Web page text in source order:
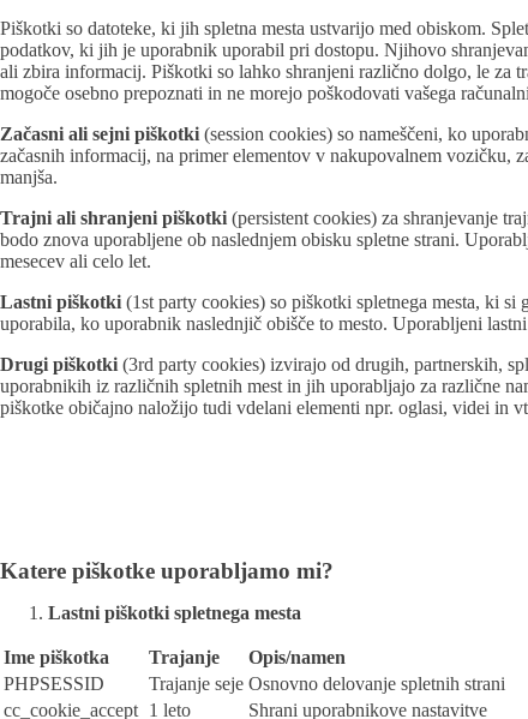
Piškotki so datoteke, ki jih spletna mesta ustvarijo med obiskom.
podatkov, ki jih je uporabnik uporabil pri dostopu. Njihovo
ali zbira informacij. Piškotki so lahko shranjeni različno dolgo, le za
mogoče osebno prepoznati in ne morejo poškodovati vašega
Začasni ali sejni piškotki (session cookies) so nameščeni, ko
začasnih informacij, na primer elementov v nakupovalnem vozičku,
manjša.
Trajni ali shranjeni piškotki (persistent cookies) za shranjevanje
bodo znova uporabljene ob naslednjem obisku spletne strani.
mesecev ali celo let.
Lastni piškotki (1st party cookies) so piškotki spletnega mesta, ki
uporabila, ko uporabnik naslednjič obišče to mesto. Uporabljeni
Drugi piškotki (3rd party cookies) izvirajo od drugih, partnerskih,
uporabnikih iz različnih spletnih mest in jih uporabljajo za različne
piškotke običajno naložijo tudi vdelani elementi npr. oglasi, videi in
Katere piškotke uporabljamo mi?
Lastni piškotki spletnega mesta
Ime piškotka Trajanje Opis/namen
PHPSESSID
Trajanje seje Osnovno delovanje spletnih strani
cc_cookie_accept 1 leto Shrani uporabnikove nastavitve